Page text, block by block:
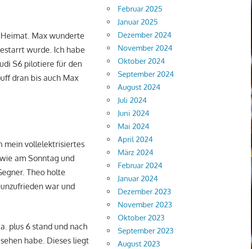
Max wunderte
wurde. Ich habe
S6 pilotiere für den
dran bis auch Max
mein vollelektrisiertes
am Sonntag und
Theo holte
war und
plus 6 stand und nach
habe. Dieses liegt
Februar 2025
Januar 2025
Dezember 2024
November 2024
Oktober 2024
September 2024
August 2024
Juli 2024
Juni 2024
Mai 2024
April 2024
März 2024
Februar 2024
Januar 2024
Dezember 2023
November 2023
Oktober 2023
September 2023
August 2023